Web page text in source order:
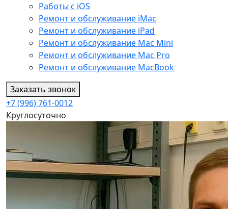
Работы с iOS
Ремонт и обслуживание iMac
Ремонт и обслуживание iPad
Ремонт и обслуживание Mac Mini
Ремонт и обслуживание Mac Pro
Ремонт и обслуживание MacBook
Заказать звонок
+7 (996) 761-0012
Круглосуточно